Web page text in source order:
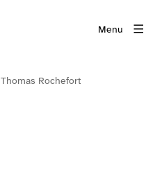
Menu
Thomas Rochefort